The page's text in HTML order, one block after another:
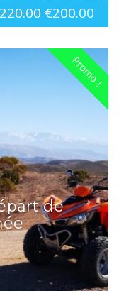
220.00 €200.00
Promo !
de